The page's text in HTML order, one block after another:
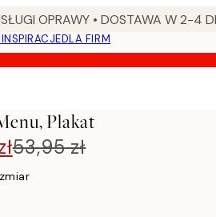
OPRAWY • DOSTAWA W 2-4
INSPIRACJEDLA FIRM
Plakat
53,95 zł